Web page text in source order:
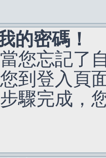
的密碼！
您忘記了
到登入頁
驟完成，